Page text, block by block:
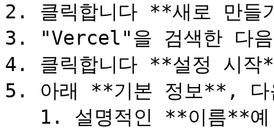
2. 클릭합니다 **새로 만
3. "Vercel"을 검색한 다음
4. 클릭합니다 **설정 시
5. 아래 **기본 정보**, 다